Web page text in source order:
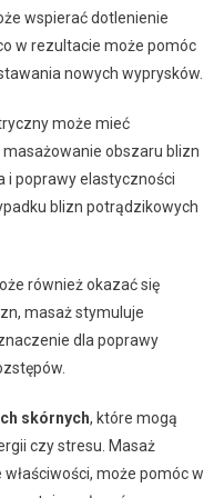
wspierać dotlenienie
w rezultacie może pomóc
nowych wyprysków.
może mieć
masażowanie obszaru blizn
i poprawy elastyczności
blizn potrądzikowych
również okazać się
masaż stymuluje
dla poprawy
skórnych, które mogą
czy stresu. Masaż
może pomóc w